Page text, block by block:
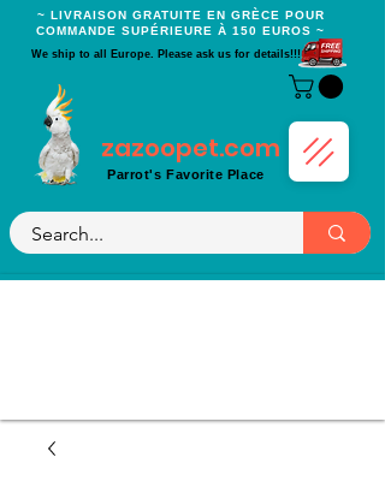
~ LIVRAISON GRATUITE EN GRÈCE POUR
COMMANDE SUPÉRIEURE À 150 EUROS ~
We ship to all Europe. Please ask us for details!!!
zazoopet.com
Parrot's Favorite Place